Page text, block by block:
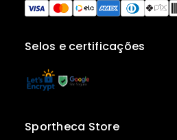
Selos e certificações
Sportheca Store